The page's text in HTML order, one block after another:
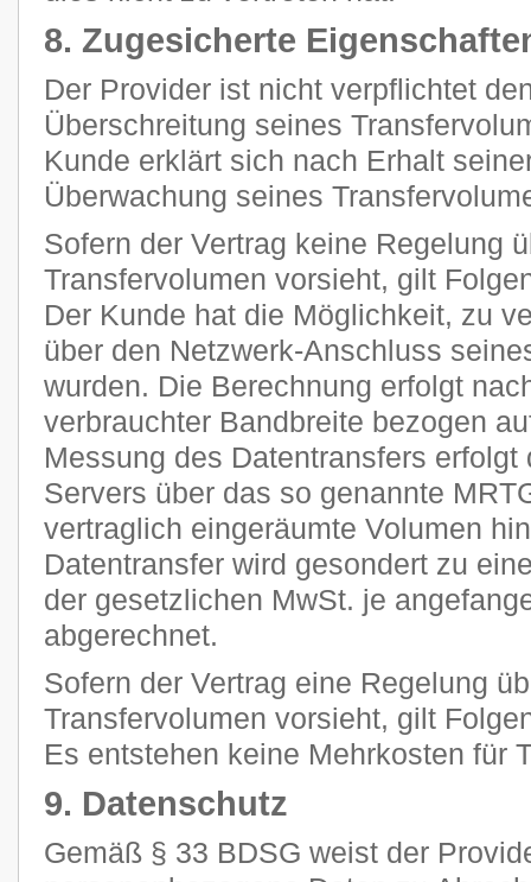
8. Zugesicherte
Der Provider ist nicht verpflichtet
Überschreitung seines
Kunde erklärt sich nach Erhalt
Überwachung seines
Sofern der Vertrag keine Regelung
Transfervolumen vorsieht, gilt
Der Kunde hat die Möglichkeit, zu
über den Netzwerk-Anschluss
wurden. Die Berechnung erfolgt
verbrauchter Bandbreite bezogen
Messung des Datentransfers
Servers über das so genannte
vertraglich eingeräumte Volumen
Datentransfer wird gesondert zu
der gesetzlichen MwSt. je
abgerechnet.
Sofern der Vertrag eine Regelung
Transfervolumen vorsieht, gilt
Es entstehen keine Mehrkosten für
9. Datenschutz
Gemäß § 33 BDSG weist der